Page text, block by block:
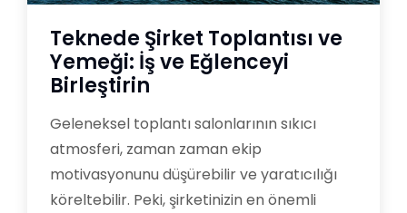
Teknede Şirket Toplantısı ve
Yemeği: İş ve Eğlenceyi
Birleştirin
Geleneksel toplantı salonlarının sıkıcı
atmosferi, zaman zaman ekip
motivasyonunu düşürebilir ve yaratıcılığı
köreltebilir. Peki, şirketinizin en önemli